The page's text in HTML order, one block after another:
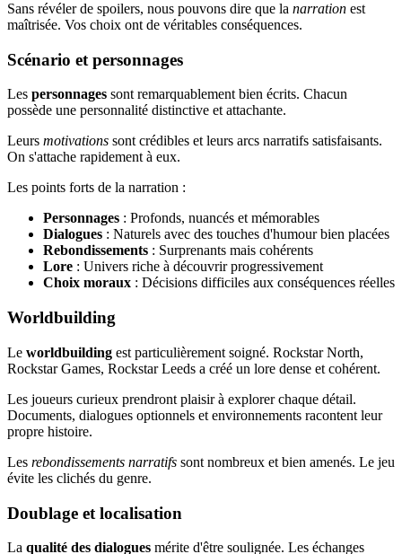
Sans révéler de spoilers, nous pouvons dire que la narration est
maîtrisée. Vos choix ont de véritables conséquences.
Scénario et personnages
Les personnages sont remarquablement bien écrits. Chacun
possède une personnalité distinctive et attachante.
Leurs motivations sont crédibles et leurs arcs narratifs satisfaisants.
On s'attache rapidement à eux.
Les points forts de la narration :
Personnages : Profonds, nuancés et mémorables
Dialogues : Naturels avec des touches d'humour bien placées
Rebondissements : Surprenants mais cohérents
Lore : Univers riche à découvrir progressivement
Choix moraux : Décisions difficiles aux conséquences réelles
Worldbuilding
Le worldbuilding est particulièrement soigné. Rockstar North,
Rockstar Games, Rockstar Leeds a créé un lore dense et cohérent.
Les joueurs curieux prendront plaisir à explorer chaque détail.
Documents, dialogues optionnels et environnements racontent leur
propre histoire.
Les rebondissements narratifs sont nombreux et bien amenés. Le jeu
évite les clichés du genre.
Doublage et localisation
La qualité des dialogues mérite d'être soulignée. Les échanges